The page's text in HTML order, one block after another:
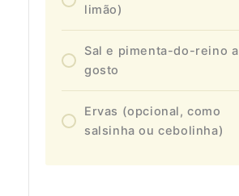
limão)
Sal e pimenta-do-reino a
gosto
Ervas (opcional, como
salsinha ou cebolinha)